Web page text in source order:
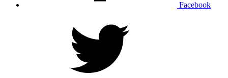
Facebook